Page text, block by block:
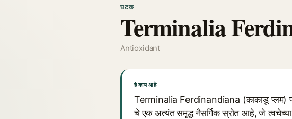
घटक
Terminalia
Antioxidant
हे काय आहे
Terminalia Ferdinandiana (काकाडू प्लम)
चे एक अत्यंत समृद्ध नैसर्गिक स्रोत आहे, जे